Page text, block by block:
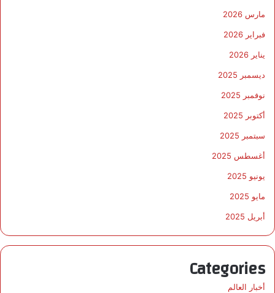
مارس 2026
فبراير 2026
يناير 2026
ديسمبر 2025
نوفمبر 2025
أكتوبر 2025
سبتمبر 2025
أغسطس 2025
يونيو 2025
مايو 2025
أبريل 2025
Categories
أخبار العالم